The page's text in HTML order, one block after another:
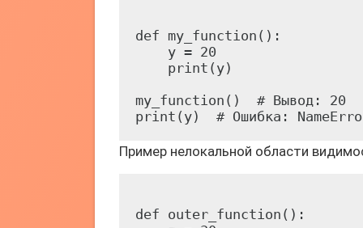
def my_function():
    y = 20
    print(y)
my_function()  # Вывод: 20
Пример нелокальной области
def outer_function():